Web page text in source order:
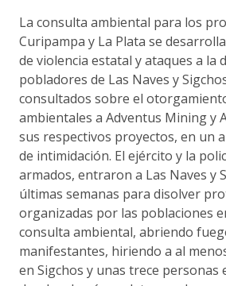
La consulta ambiental para los
Curipampa y La Plata se
de violencia estatal y ataques a la
pobladores de Las Naves y
consultados sobre el
ambientales a Adventus Mining y
sus respectivos proyectos, en un
de intimidación. El ejército y la
armados, entraron a Las Naves y
últimas semanas para disolver
organizadas por las poblaciones
consulta ambiental, abriendo
manifestantes, hiriendo a al
en Sigchos y unas trece personas